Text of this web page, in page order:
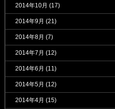
2014年10月 (17)
2014年9月 (21)
2014年8月 (7)
2014年7月 (12)
2014年6月 (11)
2014年5月 (12)
2014年4月 (15)